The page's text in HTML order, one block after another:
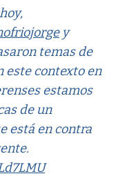
y
temas de
este contexto en
estamos
de un
está en contra